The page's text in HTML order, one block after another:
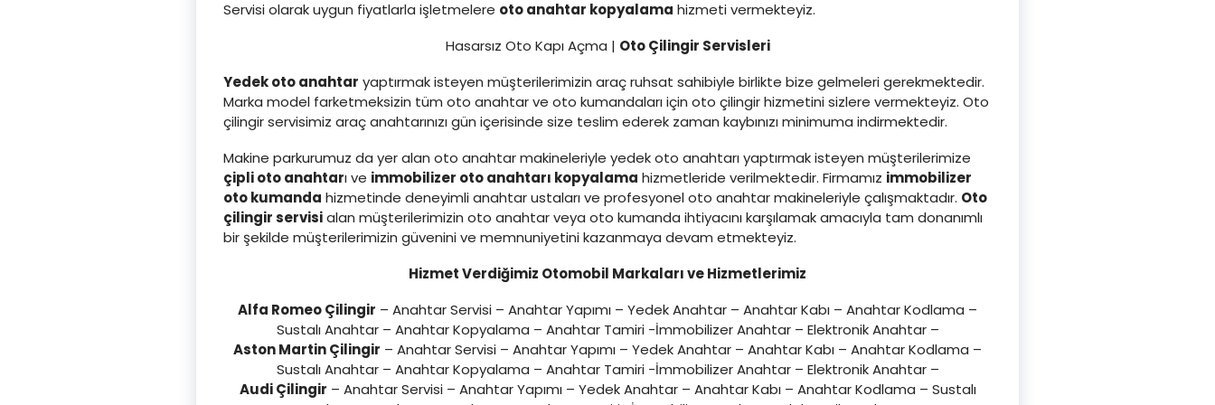
Servisi olarak uygun fiyatlarla işletmelere oto anahtar kopyalama hizmeti vermekteyiz.
Hasarsız Oto Kapı Açma | Oto Çilingir Servisleri
Yedek oto anahtar yaptırmak isteyen müşterilerimizin araç ruhsat sahibiyle birlikte bize gelmeleri gerekmektedir.
Marka model farketmeksizin tüm oto anahtar ve oto kumandaları için oto çilingir hizmetini sizlere vermekteyiz. Oto
çilingir servisimiz araç anahtarınızı gün içerisinde size teslim ederek zaman kaybınızı minimuma indirmektedir.
Makine parkurumuz da yer alan oto anahtar makineleriyle yedek oto anahtarı yaptırmak isteyen müşterilerimize
çipli oto anahtarı ve immobilizer oto anahtarı kopyalama hizmetleride verilmektedir. Firmamız immobilizer
oto kumanda hizmetinde deneyimli anahtar ustaları ve profesyonel oto anahtar makineleriyle çalışmaktadır. Oto
çilingir servisialan müşterilerimizin oto anahtar veya oto kumanda ihtiyacını karşılamak amacıyla tam donanımlı
bir şekilde müşterilerimizin güvenini ve memnuniyetini kazanmaya devam etmekteyiz.
Hizmet Verdiğimiz Otomobil Markaları ve Hizmetlerimiz
Alfa Romeo Çilingir – Anahtar Servisi – Anahtar Yapımı – Yedek Anahtar – Anahtar Kabı – Anahtar Kodlama –
Sustalı Anahtar – Anahtar Kopyalama – Anahtar Tamiri -İmmobilizer Anahtar – Elektronik Anahtar –
Aston Martin Çilingir – Anahtar Servisi – Anahtar Yapımı – Yedek Anahtar – Anahtar Kabı – Anahtar Kodlama –
Sustalı Anahtar – Anahtar Kopyalama – Anahtar Tamiri -İmmobilizer Anahtar – Elektronik Anahtar –
Audi Çilingir – Anahtar Servisi – Anahtar Yapımı – Yedek Anahtar – Anahtar Kabı – Anahtar Kodlama – Sustalı